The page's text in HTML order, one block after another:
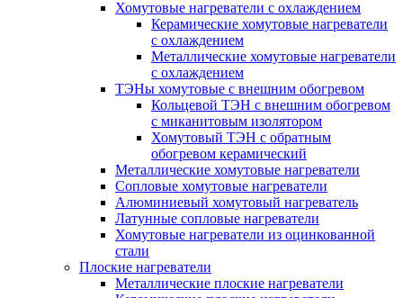
Хомутовые нагреватели с охлаждением
Керамические хомутовые нагреватели
с охлаждением
Металлические хомутовые нагреватели
с охлаждением
ТЭНы хомутовые с внешним обогревом
Кольцевой ТЭН с внешним обогревом
с миканитовым изолятором
Хомутовый ТЭН с обратным
обогревом керамический
Металлические хомутовые нагреватели
Сопловые хомутовые нагреватели
Алюминиевый хомутовый нагреватель
Латунные сопловые нагреватели
Хомутовые нагреватели из оцинкованной
стали
Плоские нагреватели
Металлические плоские нагреватели